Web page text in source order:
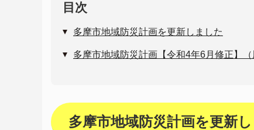
目次
多摩市地域防災計画を更新しました
多摩市地域防災計画【令和4年6月修正】（
多摩市地域防災計画を更新